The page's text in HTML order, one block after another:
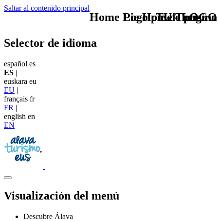
Saltar al contenido principal
TU - LOGO
Selector de idioma
español es
ES |
euskara eu
EU |
français fr
FR |
english en
EN
Visualización del menú
Descubre Álava
Home Logo pie de página
Pie Home Turismo